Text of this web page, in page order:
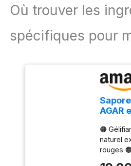
Où trouver les
spécifiques pour
AGAR
pour
🟠
naturel
rouges